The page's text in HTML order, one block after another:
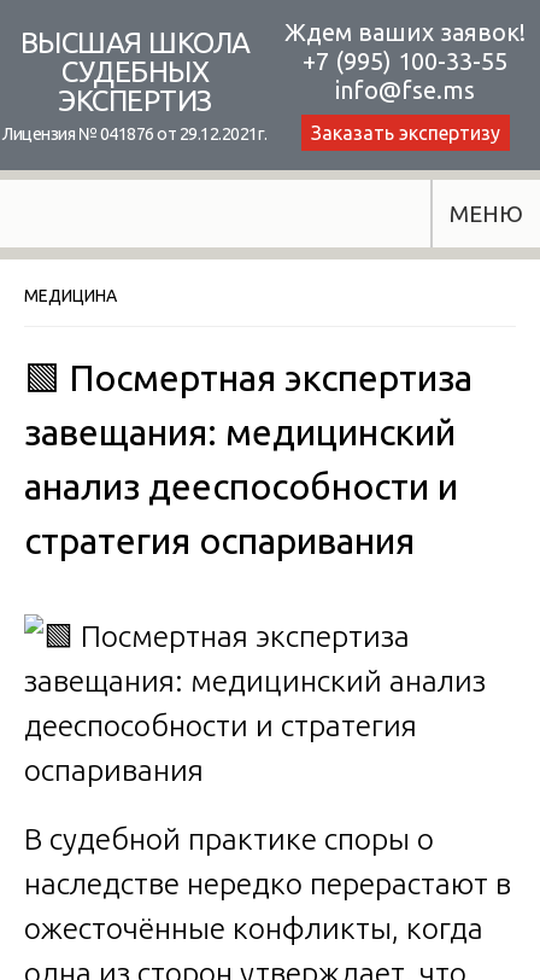
content
ВЫСШАЯ ШКОЛА
СУДЕБНЫХ
ЭКСПЕРТИЗ
Лицензия № 041876 от 29.12.2021г.
Ждем ваших заявок!
+7 (995) 100-33-55
info@fse.ms
Заказать экспертизу
МЕНЮ
МЕДИЦИНА
🟩 Посмертная экспертиза
завещания: медицинский
анализ дееспособности и
стратегия оспаривания
В судебной практике споры о
наследстве нередко перерастают в
ожесточённые конфликты, когда
одна из сторон утверждает, что